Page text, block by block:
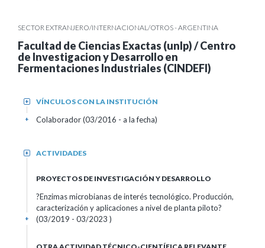
SECTOR EXTRANJERO/INTERNACIONAL/OTROS - ARGENTINA
Facultad de Ciencias Exactas (unlp) / Centro
de Investigacion y Desarrollo en
Fermentaciones Industriales (CINDEFI)
VÍNCULOS CON LA INSTITUCIÓN
+
Colaborador (03/2016 - a la fecha)
+
ACTIVIDADES
+
PROYECTOS DE INVESTIGACIÓN Y DESARROLLO
?Enzimas microbianas de interés tecnológico. Producción,
caracterización y aplicaciones a nivel de planta piloto?
(03/2019 - 03/2023 )
+